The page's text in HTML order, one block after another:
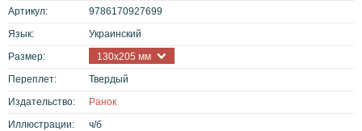
Артикул:
9786170927699
Язык:
Украинский
Размер:
130х205 мм
Переплет:
Твердый
Издательство:
Ранок
Иллюстрации:
ч/б